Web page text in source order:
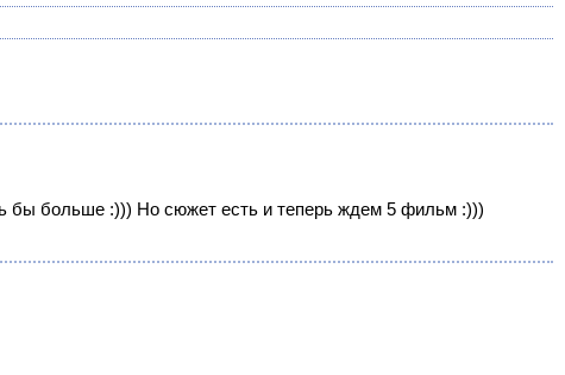
бы больше :))) Но сюжет есть и теперь ждем 5 фильм :)))